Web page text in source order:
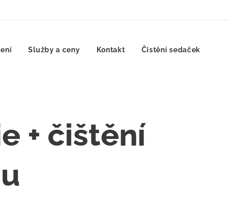
Služby a ceny Kontakt Čistění sedaček
+ čištění